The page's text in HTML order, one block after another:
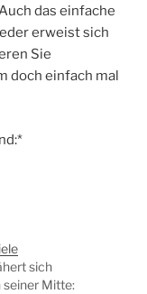
das einfache
erweist sich
Sie
doch einfach mal
sich
Mitte: